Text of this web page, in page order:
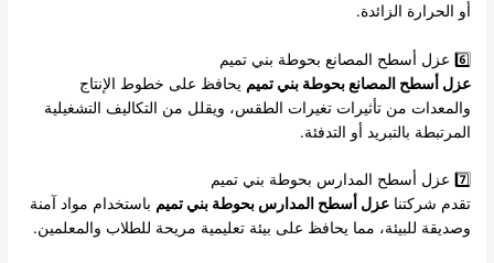
أو الحرارة الزائدة.
6️⃣ عزل أسطح المصانع بحوطة بني تميم
عزل أسطح المصانع بحوطة بني تميم يحافظ على خطوط الإنتاج
والمعدات من تأثيرات تغيرات الطقس، ويقلل من التكاليف التشغيلية
المرتبطة بالتبريد أو التدفئة.
7️⃣ عزل أسطح المدارس بحوطة بني تميم
تقدم شركتناعزل أسطح المدارس بحوطة بني تميم باستخدام مواد آمنة
وصديقة للبيئة، مما يحافظ على بيئة تعليمية مريحة للطلاب والمعلمين.